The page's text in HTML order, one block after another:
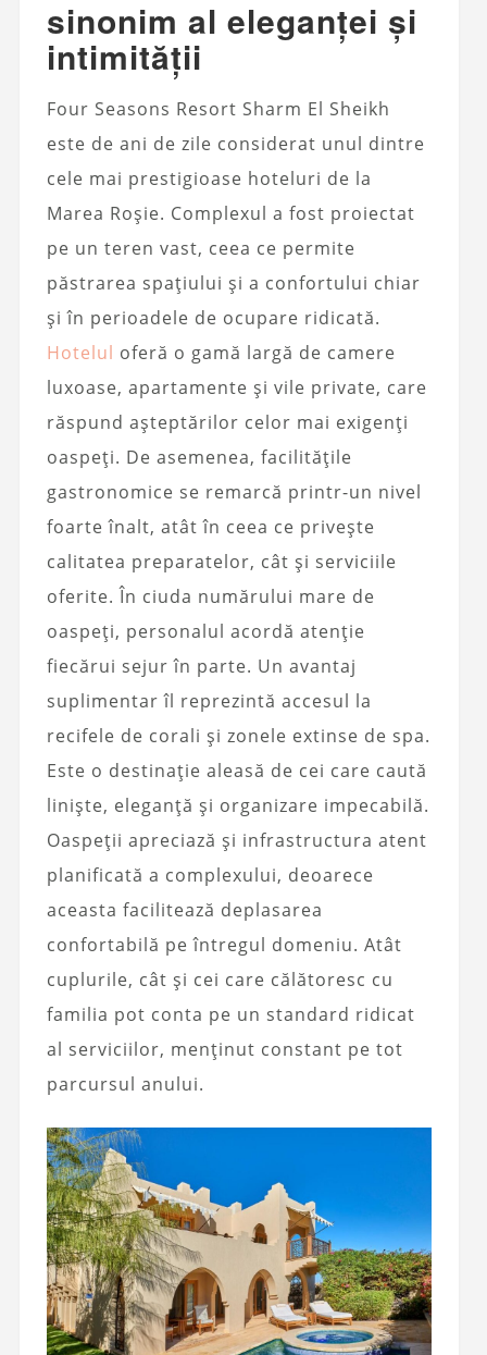
sinonim al eleganței și
intimității
Four Seasons Resort Sharm El Sheikh
este de ani de zile considerat unul dintre
cele mai prestigioase hoteluri de la
Marea Roșie. Complexul a fost proiectat
pe un teren vast, ceea ce permite
păstrarea spațiului și a confortului chiar
și în perioadele de ocupare ridicată.
Hotelul oferă o gamă largă de camere
luxoase, apartamente și vile private, care
răspund așteptărilor celor mai exigenți
oaspeți. De asemenea, facilitățile
gastronomice se remarcă printr-un nivel
foarte înalt, atât în ceea ce privește
calitatea preparatelor, cât și serviciile
oferite. În ciuda numărului mare de
oaspeți, personalul acordă atenție
fiecărui sejur în parte. Un avantaj
suplimentar îl reprezintă accesul la
recifele de corali și zonele extinse de spa.
Este o destinație aleasă de cei care caută
liniște, eleganță și organizare impecabilă.
Oaspeții apreciază și infrastructura atent
planificată a complexului, deoarece
aceasta facilitează deplasarea
confortabilă pe întregul domeniu. Atât
cuplurile, cât și cei care călătoresc cu
familia pot conta pe un standard ridicat
al serviciilor, menținut constant pe tot
parcursul anului.